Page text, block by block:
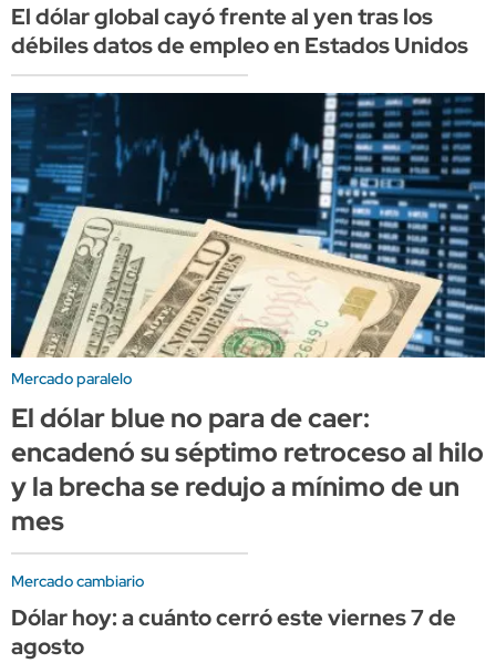
El dólar global cayó frente al yen tras los
débiles datos de empleo en Estados Unidos
Mercado paralelo
El dólar blue no para de caer:
encadenó su séptimo retroceso al hilo
y la brecha se redujo a mínimo de un
mes
Mercado cambiario
Dólar hoy: a cuánto cerró este viernes 7 de
agosto